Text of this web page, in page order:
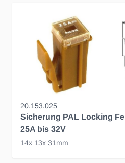
20.153.025
Sicherung PAL Locking
25A bis 32V
14x 13x 31mm